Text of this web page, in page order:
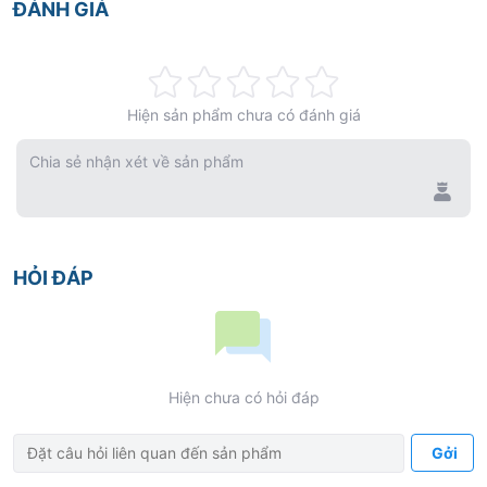
ĐÁNH GIÁ
0%
Hiện sản phẩm chưa có đánh giá
Chia sẻ nhận xét về sản phẩm
HỎI ĐÁP
Hiện chưa có hỏi đáp
Gởi